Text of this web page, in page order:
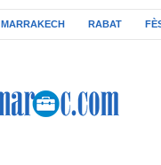
MARRAKECH RABAT